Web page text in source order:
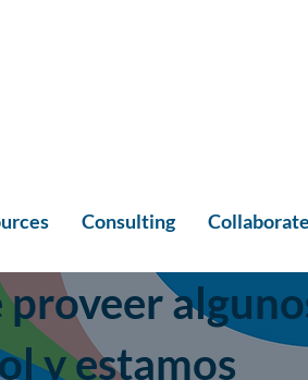
Consulting
proveer
y estamos